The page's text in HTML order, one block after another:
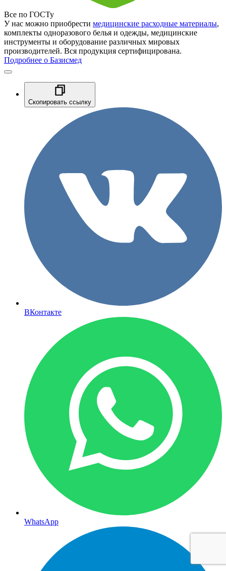
Все по ГОСТу
У нас можно приобрести медицинские расходные материалы,
комплекты одноразового белья и одежды, медицинские
инструменты и оборудование различных мировых
производителей. Вся продукция сертифицирована.
Подробнее о Базисмед
Скопировать ссылку
ВКонтакте
WhatsApp